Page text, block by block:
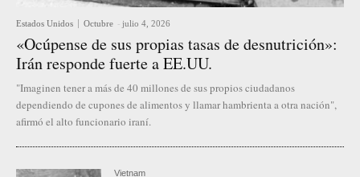
Estados Unidos Octubre - julio 4, 2026
«Ocúpense de sus propias tasas de desnutrición»:
Irán responde fuerte a EE.UU.
"Imaginen tener a más de 40 millones de sus propios ciudadanos
dependiendo de cupones de alimentos y llamar hambrienta a otra nación",
afirmó el alto funcionario iraní.
Vietnam